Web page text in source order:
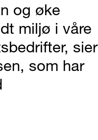
og øke
miljø i våre
sier
som har